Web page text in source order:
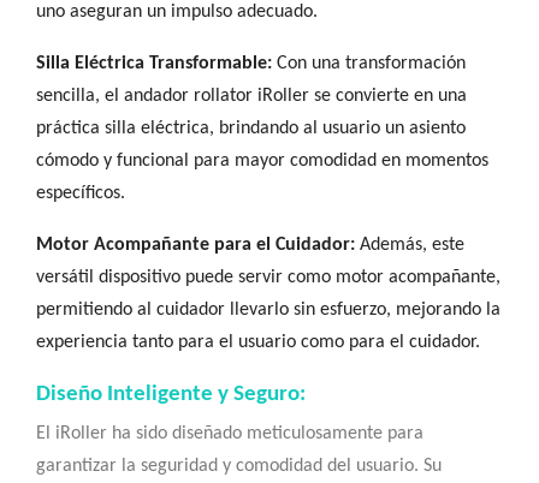
uno aseguran un impulso adecuado.
Silla Eléctrica Transformable: Con una transformación
sencilla, el andador rollator iRoller se convierte en una
práctica silla eléctrica, brindando al usuario un asiento
cómodo y funcional para mayor comodidad en momentos
específicos.
Motor Acompañante para el Cuidador: Además, este
versátil dispositivo puede servir como motor acompañante,
permitiendo al cuidador llevarlo sin esfuerzo, mejorando la
experiencia tanto para el usuario como para el cuidador.
Diseño Inteligente y Seguro:
El iRoller ha sido diseñado meticulosamente para
garantizar la seguridad y comodidad del usuario. Su